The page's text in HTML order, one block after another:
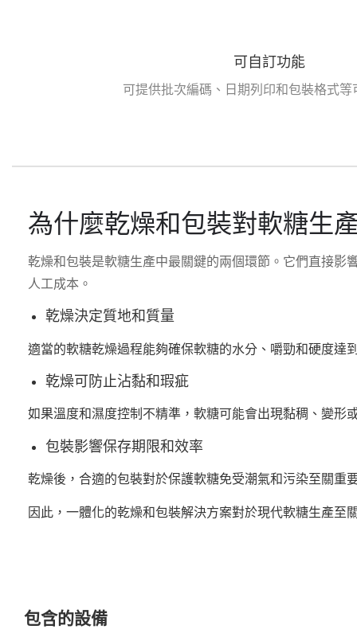
可自訂功能
可提供批次編碼、日期列印和包裝格式等
為什麼乾燥和包裝對軟糖生
乾燥和包裝是軟糖生產中最關鍵的兩個環節。它們直接影
人工成本。
乾燥決定質地和質量
適當的軟糖乾燥過程能夠確保軟糖的水分、嚼勁和硬度達
乾燥可防止沾黏和瑕疵
如果溫度和濕度控制不精準，軟糖可能會出現黏稠、變形
包裝影響保存期限和效率
乾燥後，合適的包裝對於保護軟糖免受潮氣和污染至關重
因此，一體化的乾燥和包裝解決方案對於現代軟糖生產至
包含的設備